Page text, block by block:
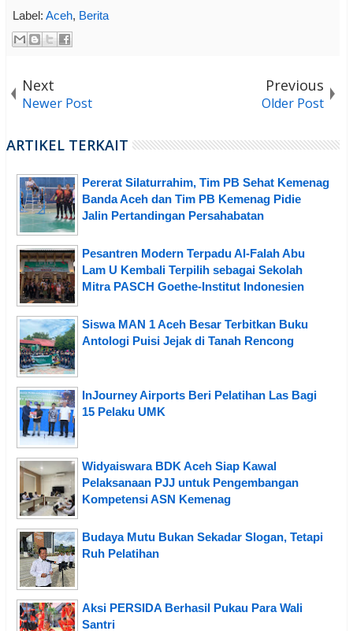
Label: Aceh, Berita
Next
Newer Post
Previous
Older Post
ARTIKEL TERKAIT
Pererat Silaturrahim, Tim PB Sehat Kemenag
Banda Aceh dan Tim PB Kemenag Pidie
Jalin Pertandingan Persahabatan
Pesantren Modern Terpadu Al-Falah Abu
Lam U Kembali Terpilih sebagai Sekolah
Mitra PASCH Goethe-Institut Indonesien
Siswa MAN 1 Aceh Besar Terbitkan Buku
Antologi Puisi Jejak di Tanah Rencong
InJourney Airports Beri Pelatihan Las Bagi
15 Pelaku UMK
Widyaiswara BDK Aceh Siap Kawal
Pelaksanaan PJJ untuk Pengembangan
Kompetensi ASN Kemenag
Budaya Mutu Bukan Sekadar Slogan, Tetapi
Ruh Pelatihan
Aksi PERSIDA Berhasil Pukau Para Wali
Santri